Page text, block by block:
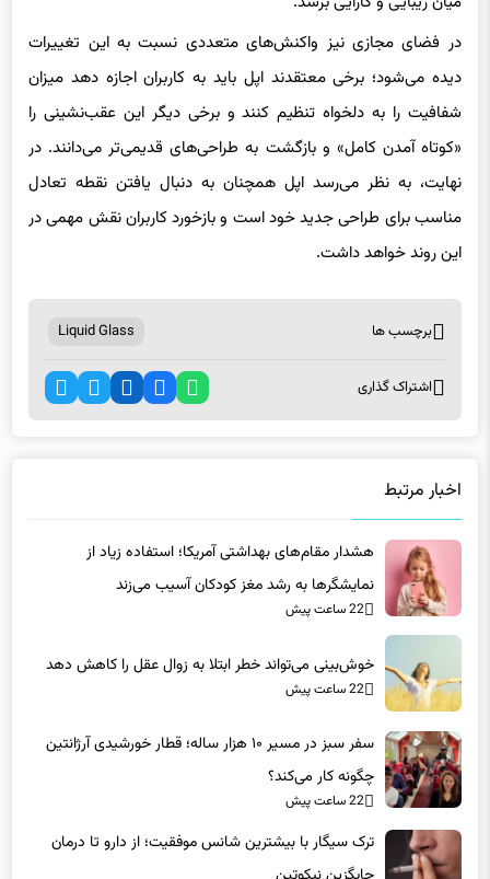
در فضای مجازی نیز واکنش‌های متعددی نسبت به این تغییرات
دیده می‌شود؛ برخی معتقدند اپل باید به کاربران اجازه دهد میزان
شفافیت را به دلخواه تنظیم کنند و برخی دیگر این عقب‌نشینی را
«کوتاه آمدن کامل» و بازگشت به طراحی‌های قدیمی‌تر می‌دانند. در
نهایت، به نظر می‌رسد اپل همچنان به دنبال یافتن نقطه تعادل
مناسب برای طراحی جدید خود است و بازخورد کاربران نقش مهمی در
این روند خواهد داشت.
هشدار مقام‌های بهداشتی آمریکا؛ استفاده زیاد از
نمایشگرها به رشد مغز کودکان آسیب می‌زند
22 ساعت پیش
22 ساعت پیش
چگونه کار می‌کند؟
22 ساعت پیش
ترک سیگار با بیشترین شانس موفقیت؛ از دارو تا درمان
جایگزین نیکوتین
22 ساعت پیش